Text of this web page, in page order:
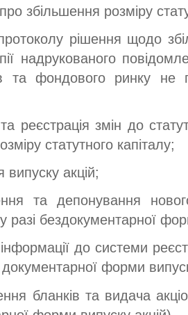
збільшення розміру
рішення щодо
надрукованого
та фондового ринку не
реєстрація змін до
статутного капіталу;
випуску акцій;
та депонування
разі бездокументарної
до системи
документарної форми
бланків та видача